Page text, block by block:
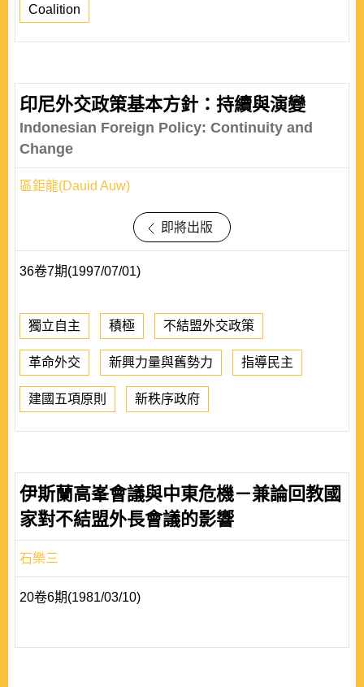
Coalition
印尼外交政策基本方針：持續與演變
Indonesian Foreign Policy: Continuity and
Change
區鉅龍(Dauid Auw)
即將出版
36卷7期(1997/07/01)
獨立自主 積極 不結盟外交政策
革命外交 新興力量與舊勢力 指導民主
建國五項原則 新秩序政府
伊斯蘭高峯會議與中東危機－兼論回教國
家對不結盟外長會議的影響
石樂三
20卷6期(1981/03/10)